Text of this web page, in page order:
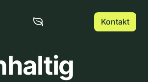
Kontakt